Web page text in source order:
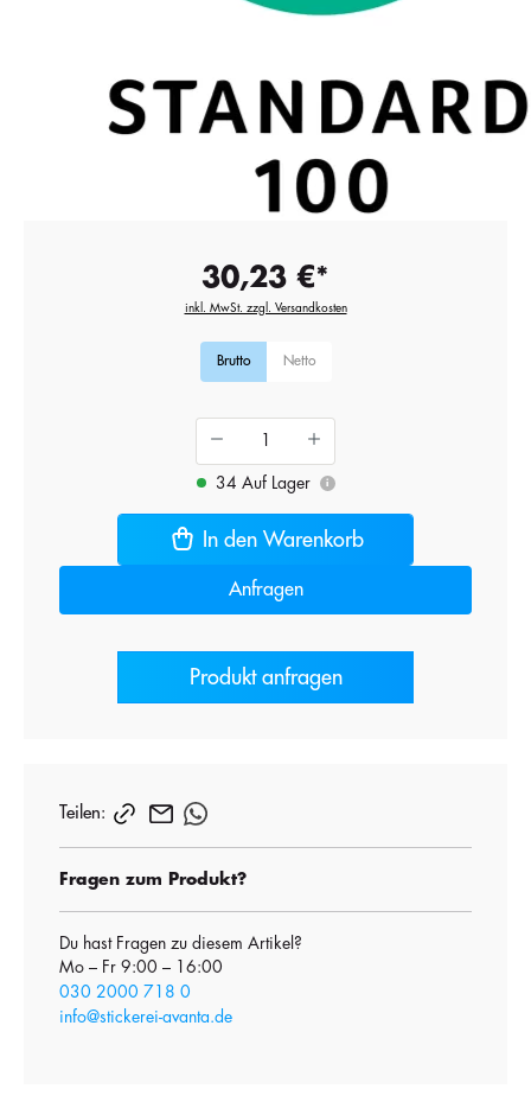
30,23 €*
inkl. MwSt. zzgl. Versandkosten
Brutto Netto
34 Auf Lager i
In den Warenkorb
Anfragen
Produkt anfragen
Teilen:
Fragen zum Produkt?
Du hast Fragen zu diesem Artikel?
Mo – Fr 9:00 – 16:00
030 2000 718 0
info@stickerei-avanta.de